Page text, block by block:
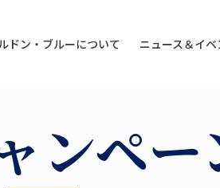
ドン・ブルーについて ニュース＆イベ
ンペー